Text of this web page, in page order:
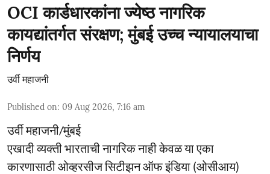
OCI कार्डधारकांना ज्येष्ठ नागरिक
कायद्यांतर्गत संरक्षण; मुंबई उच्च न्यायालयाचा
निर्णय
उर्वी महाजनी
Published on: 09 Aug 2026, 7:16 am
उर्वी महाजनी/मुंबई
एखादी व्यक्ती भारताची नागरिक नाही केवळ या एका
कारणासाठी ओव्हरसीज सिटीझन ऑफ इंडिया (ओसीआय)